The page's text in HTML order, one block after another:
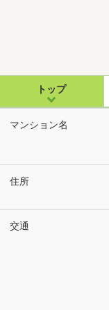
トップ
マンション名
住所
交通